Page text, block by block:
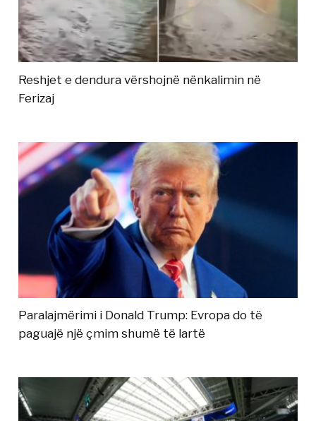
Reshjet e dendura vërshojnë nënkalimin në
Ferizaj
Paralajmërimi i Donald Trump: Evropa do të
paguajë një çmim shumë të lartë